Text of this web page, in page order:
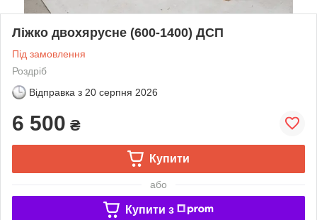
Ліжко двохярусне (600-1400) ДСП
Під замовлення
Роздріб
Відправка з 20 серпня 2026
6 500 ₴
Купити
або
Купити з